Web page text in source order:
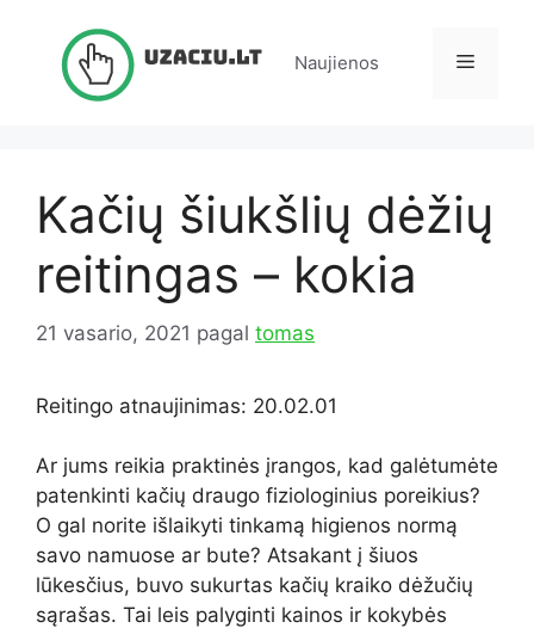
Naujienos Meniu
Kačių šiukšlių dėžių
reitingas – kokia
21 vasario, 2021 pagal tomas
Reitingo atnaujinimas: 20.02.01
Ar jums reikia praktinės įrangos, kad galėtumėte
patenkinti kačių draugo fiziologinius poreikius?
O gal norite išlaikyti tinkamą higienos normą
savo namuose ar bute? Atsakant į šiuos
lūkesčius, buvo sukurtas kačių kraiko dėžučių
sąrašas. Tai leis palyginti kainos ir kokybės